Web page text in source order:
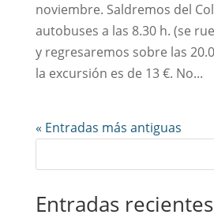
noviembre. Saldremos del
autobuses a las 8.30 h. (se
y regresaremos sobre las
la excursión es de 13 €. No...
« Entradas más antiguas
Entradas recientes